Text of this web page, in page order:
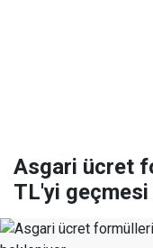
Asgari ücret
TL'yi